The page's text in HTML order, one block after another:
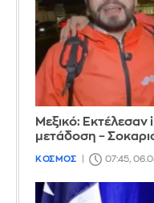
Μεξικό:
μετάδοση –
ΚΟΣΜΟΣ 07:45,